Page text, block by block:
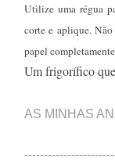
Utilize uma régua
corte e aplique.
papel
Um frigorífico
AS MINHAS